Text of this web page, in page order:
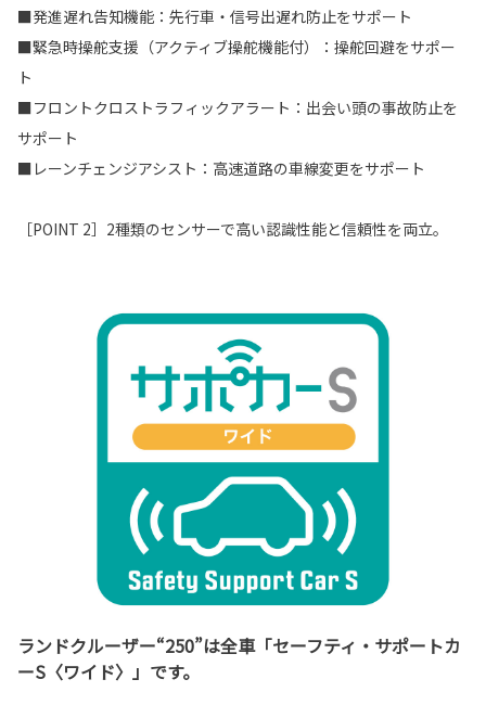
■発進遅れ告知機能：先行車・信号出遅れ防止をサポート
■緊急時操舵支援（アクティブ操舵機能付）：操舵回避をサポー
ト
■フロントクロストラフィックアラート：出会い頭の事故防止を
サポート
■レーンチェンジアシスト：高速道路の車線変更をサポート
［POINT 2］2種類のセンサーで高い認識性能と信頼性を両立。
ランドクルーザー“250”は全車「セーフティ・サポートカ
ーS〈ワイド〉」です。